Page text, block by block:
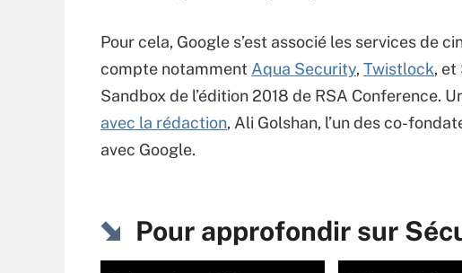
Pour cela, Google s’est associé les services de
compte notamment Aqua Security, Twistlock, et
Sandbox de l’édition 2018 de RSA Conference.
avec la rédaction, Ali Golshan, l’un des co-
avec Google.
Pour approfondir sur